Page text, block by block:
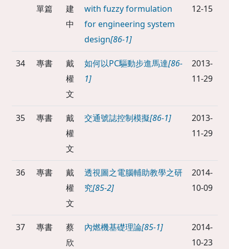
單篇
建
中
with fuzzy formulation
for engineering system
design[86-1]
12-15
34 專書
戴
權
文
如何以PC驅動步進馬達[86-
1]
2013-
11-29
35 專書
戴
權
文
交通號誌控制模擬[86-1]
2013-
11-29
36 專書
戴
權
文
透視圖之電腦輔助教學之研
究[85-2]
2014-
10-09
37 專書
蔡
欣
內燃機基礎理論[85-1]
2014-
10-23